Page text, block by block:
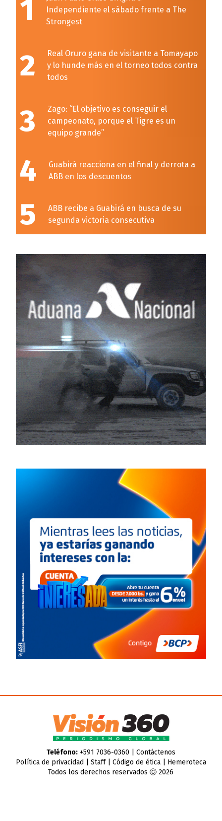
1
Independiente el sábado frente a The
Strongest
2
Real Oruro gana de visitante a Tomayapo
y lo hunde más en el torneo todos contra
todos
3
Zago: “El objetivo es conseguir el
campeonato, porque el Tigre es un
equipo grande”
4
Guabirá reacciona en el final y derrota a
ABB en los descuentos
5
ABB recibe a Guabirá en busca de su
segunda victoria consecutiva
Teléfono:+591 7036-0360 | Contáctenos
Política de privacidad
Staff| Código de ética| Hemeroteca
Todos los derechos reservados Ⓒ 2026